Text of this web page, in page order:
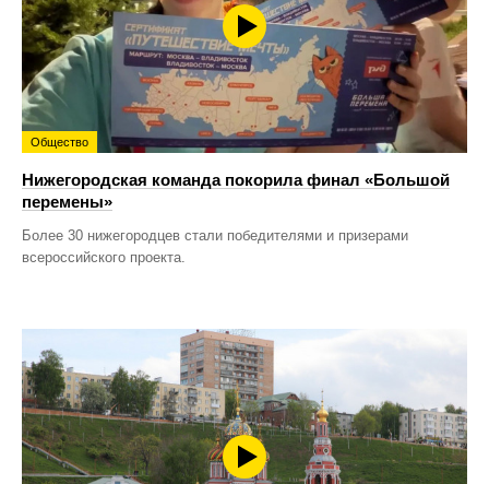
Общество
Нижегородская команда покорила финал «Большой
перемены»
Более 30 нижегородцев стали победителями и призерами
всероссийского проекта.